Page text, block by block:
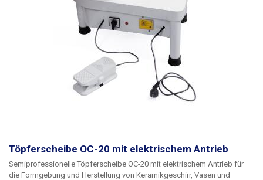
Der lackierte Stahltisch ist stabil und hat eine hohe Belastbarkeit, das
ganze System steht auf Metallfüßen, unter dem 25cm-Drehteller befindet
sich eine einteilige, nicht abnehmbare Auffangwanne aus hartem,
glattem Kunststoff, die leicht zu reinigen ist.Das Modell OC-10 ist im
Vergleich zum Modell OC-20 leichter und verfügt über keine abnehmbare
Töpferscheibe OC-20 mit elektrischem Antrieb
Semiprofessionelle Töpferscheibe OC-20 mit elektrischem Antrieb für
die Formgebung und Herstellung von Keramikgeschirr, Vasen und